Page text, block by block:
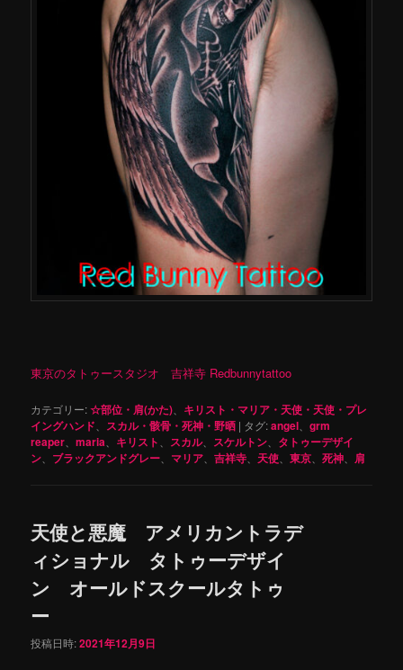
東京のタトゥースタジオ 吉祥寺 Redbunnytattoo
カテゴリー:☆部位・肩(かた)
キリスト・マリア・天使・天使・プレ
イングハンド
スカル・骸骨・死神・野晒 | タグ:angel 、grm
reaper 、maria キリスト スカル、 スケルトン
タトゥーデザイ
ン
ブラックアンドグレー マリア 、吉祥寺 天使 、東京 、死神 肩
天使と悪魔 アメリカントラデ
ィショナル タトゥーデザイ
ン オールドスクールタトゥ
ー
投稿日時:2021年12月9日